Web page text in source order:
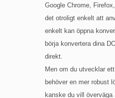
Google Chrome,
det otroligt enkelt att
enkelt kan öppna
börja konvertera dina
direkt.
Men om du utvecklar
behöver en mer robust
kanske du vill överväga